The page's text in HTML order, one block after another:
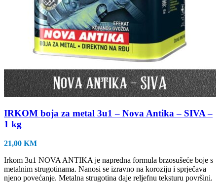
IRKOM boja za metal 3u1 – Nova Antika – SIVA –
1 kg
21,00 KM
Irkom 3u1 NOVA ANTIKA je napredna formula brzosušeće boje s
metalnim strugotinama. Nanosi se izravno na koroziju i sprječava
njeno povećanje. Metalna strugotina daje reljefnu teksturu površini.